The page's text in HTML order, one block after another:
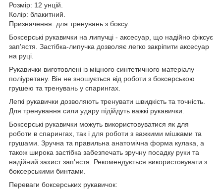
Розмір: 12 унцій.
Колір: блакитний.
Призначення: для тренувань з боксу.
Боксерські рукавички на липучці - аксесуар, що надійно фіксує
зап'ястя. Застібка-липучка дозволяє легко закріпити аксесуар
на руці.
Рукавички виготовлені із міцного синтетичного матеріалу –
поліуретану. Він не зношується від роботи з боксерською
грушею та тренувань у спарингах.
Легкі рукавички дозволяють тренувати швидкість та точність.
Для тренування сили удару підійдуть важкі рукавички.
Боксерські рукавички можуть використовуватися як для
роботи в спарингах, так і для роботи з важкими мішками та
грушами. Зручна та правильна анатомічна форма кулака, а
також широка застібка забезпечать зручну посадку руки та
надійний захист зап'ястя. Рекомендується використовувати з
боксерськими бинтами.
Переваги боксерських рукавичок: